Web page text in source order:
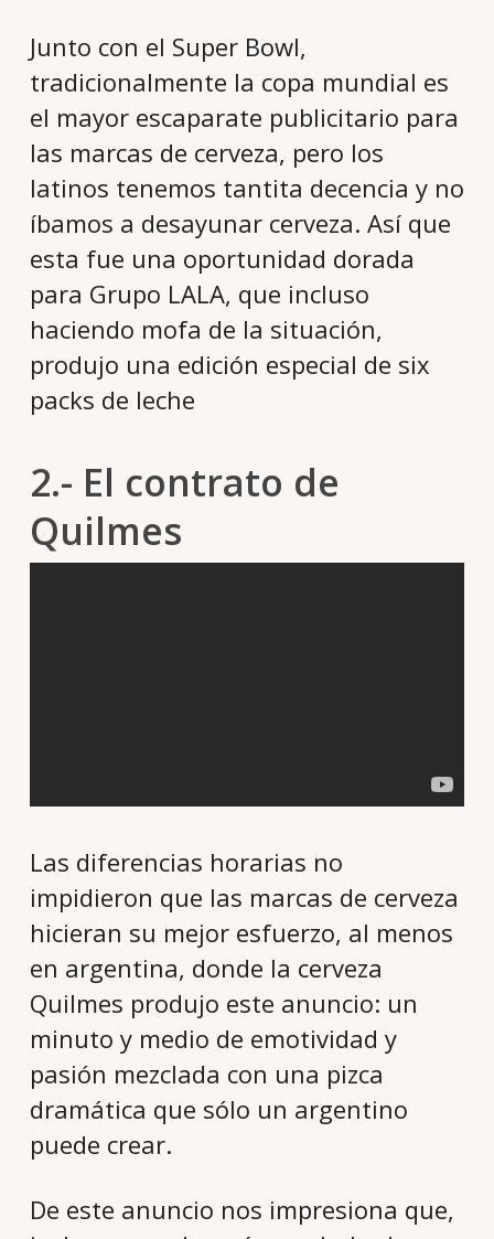
Junto con el Super Bowl,
tradicionalmente la copa mundial es
el mayor escaparate publicitario para
las marcas de cerveza, pero los
latinos tenemos tantita decencia y no
íbamos a desayunar cerveza. Así que
esta fue una oportunidad dorada
para Grupo LALA, que incluso
haciendo mofa de la situación,
produjo una edición especial de six
packs de leche
2.- El contrato de
Quilmes
Las diferencias horarias no
impidieron que las marcas de cerveza
hicieran su mejor esfuerzo, al menos
en argentina, donde la cerveza
Quilmes produjo este anuncio: un
minuto y medio de emotividad y
pasión mezclada con una pizca
dramática que sólo un argentino
puede crear.
De este anuncio nos impresiona que,